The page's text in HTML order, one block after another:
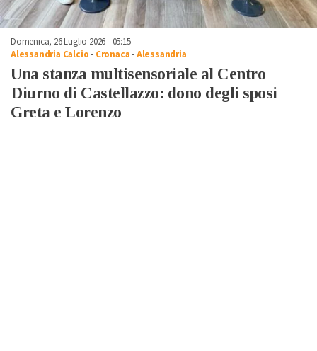
Domenica, 26 Luglio 2026 - 05:15
Alessandria Calcio- Cronaca-Alessandria
Una stanza multisensoriale al Centro
Diurno di Castellazzo: dono degli sposi
Greta e Lorenzo